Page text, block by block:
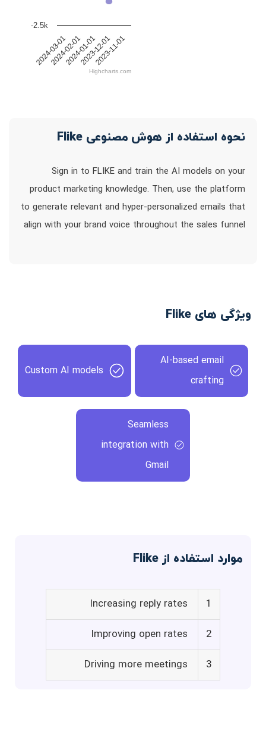
2024-03-01
2024-02-01
2024-01-01
2023-12-01
2023-11-01
-2.5k
Highcharts.com
نحوه استفاده از هوش مصنوعی Flike
Sign in to FLIKE and train the AI models on your
product marketing knowledge. Then, use the platform
to generate relevant and hyper-personalized emails that
align with your brand voice throughout the sales funnel
ویژگی های Flike
AI-based email
crafting
Custom AI models
Seamless
integration with
Gmail
موارد استفاده از Flike
1
Increasing reply rates
2
Improving open rates
3
Driving more meetings